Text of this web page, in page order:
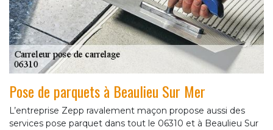
Pose de parquets à Beaulieu Sur Mer
L’entreprise Zepp ravalement maçon propose aussi des
services pose parquet dans tout le 06310 et à Beaulieu Sur